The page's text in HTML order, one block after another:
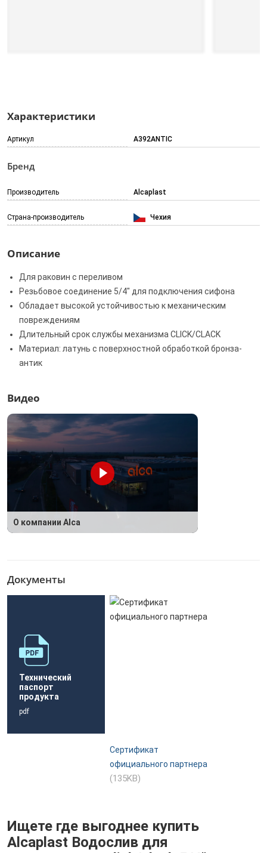
Характеристики
Артикул A392ANTIC
Бренд
Производитель Alcaplast
Страна-производитель Чехия
Описание
Для раковин с переливом
Резьбовое соединение 5/4" для подключения сифона
Обладает высокой устойчивостью к механическим
повреждениям
Длительный срок службы механизма CLICK/CLACK
Материал: латунь с поверхностной обработкой бронза-
антик
Видео
О компании Alca
Документы
Технический
паспорт
продукта
pdf
Сертификат
официального партнера
(135KB)
Ищете где выгоднее купить
Alcaplast Водослив для